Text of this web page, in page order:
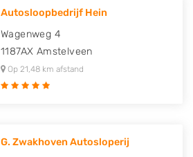
Autosloopbedrijf Hein
Wagenweg 4
1187AX Amstelveen
Op 21,48 km afstand
G. Zwakhoven Autosloperij